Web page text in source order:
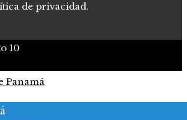
de privacidad.
10